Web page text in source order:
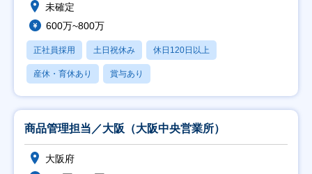
未確定
600万~800万
正社員採用 土日祝休み 休日120日以上
産休・育休あり 賞与あり
商品管理担当／大阪（大阪中央営業所）
大阪府